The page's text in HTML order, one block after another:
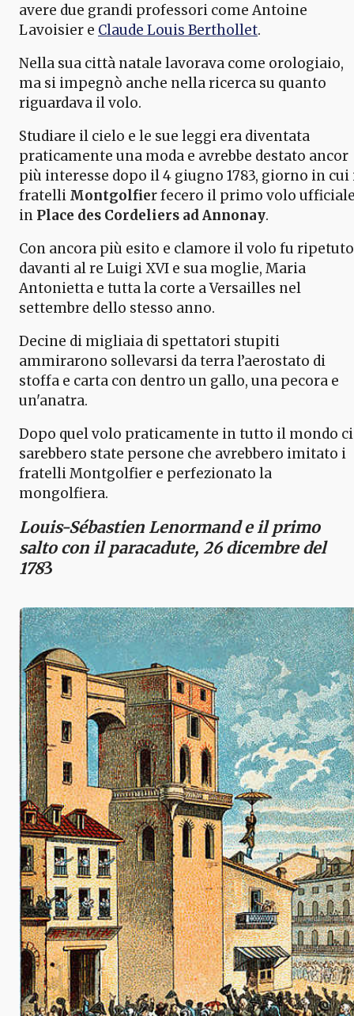
avere due grandi professori come Antoine
Lavoisier e Claude Louis Berthollet.
Nella sua città natale lavorava come orologiaio,
ma si impegnò anche nella ricerca su quanto
riguardava il volo.
Studiare il cielo e le sue leggi era diventata
praticamente una moda e avrebbe destato ancor
più interesse dopo il 4 giugno 1783, giorno in cui
fratelli Montgolfier fecero il primo volo
in Place des Cordeliers ad Annonay.
Con ancora più esito e clamore il volo fu ripetuto
davanti al re Luigi XVI e sua moglie, Maria
Antonietta e tutta la corte a Versailles nel
settembre dello stesso anno.
Decine di migliaia di spettatori stupiti
ammirarono sollevarsi da terra l’aerostato di
stoffa e carta con dentro un gallo, una pecora e
un'anatra.
Dopo quel volo praticamente in tutto il mondo ci
sarebbero state persone che avrebbero imitato i
fratelli Montgolfier e perfezionato la
mongolfiera.
Louis-Sébastien Lenormand e il primo
salto con il paracadute, 26 dicembre del
1783